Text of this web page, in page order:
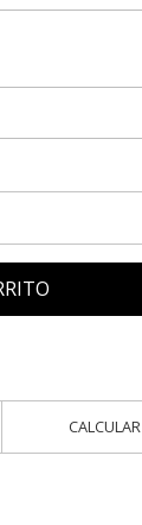
CALCULAR